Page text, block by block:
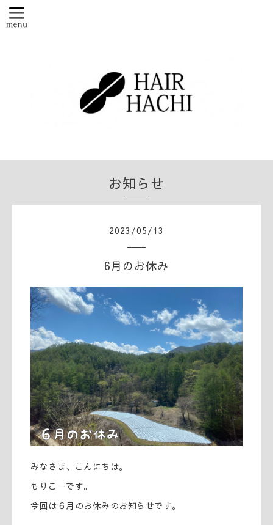
お知らせ
2023 /05/13
6月のお休み
みなさま、こんにちは。
もりこーです。
今回は６月のお休みのお知らせです。